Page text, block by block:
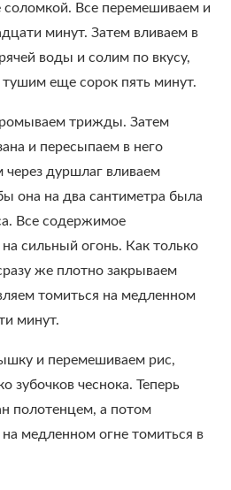
соломкой. Все перемешиваем и
минут. Затем вливаем в
воды и солим по вкусу,
еще сорок пять минут.
трижды. Затем
и пересыпаем в него
дуршлаг вливаем
она на два сантиметра была
Все содержимое
сильный огонь. Как только
же плотно закрываем
томиться на медленном
минут.
и перемешиваем рис,
зубочков чеснока. Теперь
полотенцем, а потом
медленном огне томиться в